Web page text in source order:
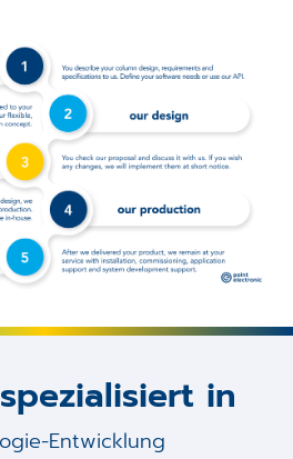
in
Entwicklung